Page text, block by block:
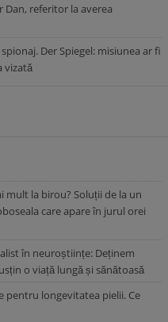
referitor la averea
Der Spiegel: misiunea ar fi
vizată
mult la birou? Soluții de la un
care apare în jurul orei
în neuroștiințe: Deținem
o viață lungă și sănătoasă
pentru longevitatea pielii. Ce